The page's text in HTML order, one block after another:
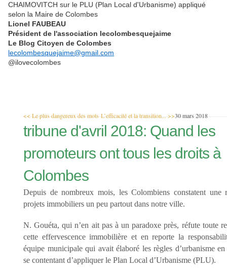
CHAIMOVITCH sur le PLU (Plan Local d'Urbanisme) appliqué
selon la Maire de Colombes
Lionel FAUBEAU
Président de l'association lecolombesquejaime
Le Blog Citoyen de Colombes
lecolombesquejaime@gmail.com
@ilovecolombes
<< Le plus dangereux des mots L’efficacité et la transition... >>30 mars 2018
tribune d'avril 2018: Quand les
promoteurs ont tous les droits à
Colombes
Depuis de nombreux mois, les Colombiens constatent une
projets immobiliers un peu partout dans notre ville.
N. Gouéta, qui n’en ait pas à un paradoxe près, réfute toute
cette effervescence immobilière et en reporte la
équipe municipale qui avait élaboré les règles d’urbanisme
se contentant d’appliquer le Plan Local d’Urbanisme (PLU).